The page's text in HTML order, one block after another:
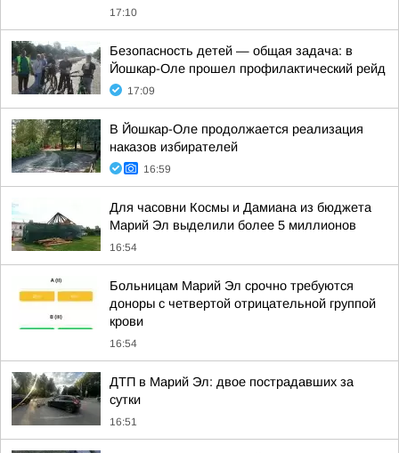
17:10
Безопасность детей — общая задача: в
Йошкар-Оле прошел профилактический рейд
17:09
В Йошкар-Оле продолжается реализация
наказов избирателей
16:59
Для часовни Космы и Дамиана из бюджета
Марий Эл выделили более 5 миллионов
16:54
Больницам Марий Эл срочно требуются
доноры с четвертой отрицательной группой
крови
16:54
ДТП в Марий Эл: двое пострадавших за
сутки
16:51